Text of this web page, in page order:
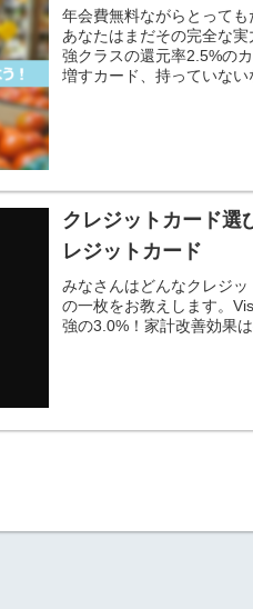
年会費無料ながらとって
あなたはまだその完全な
強クラスの還元率2.5%の
増すカード、持っていない
クレジットカード選
レジットカード
みなさんはどんなクレジ
の一枚をお教えします。
強の3.0%！家計改善効果